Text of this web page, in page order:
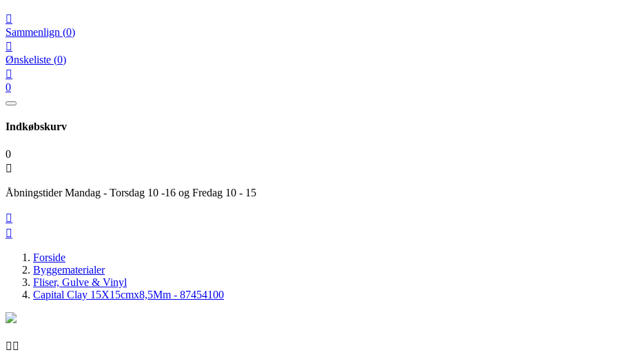

Sammenlign (0)

Ønskeliste (0)

0
Indkøbskurv
0

Åbningstider Mandag - Torsdag 10 -16 og Fredag 10 - 15


Forside
Byggematerialer
Fliser, Gulve & Vinyl
Capital Clay 15X15cmx8,5Mm - 87454100
 